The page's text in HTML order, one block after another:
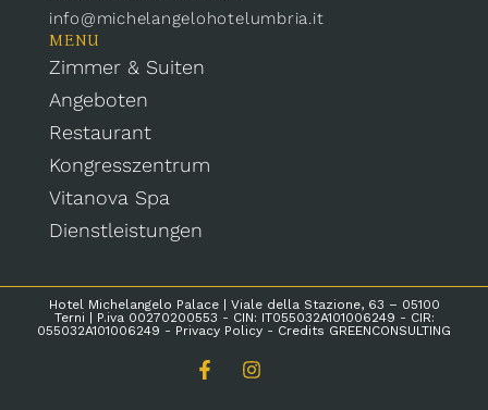
info@michelangelohotelumbria.it
MENU
Zimmer & Suiten
Angeboten
Restaurant
Kongresszentrum
Vitanova Spa
Dienstleistungen
Hotel Michelangelo Palace | Viale della Stazione, 63 – 05100
Terni | P.iva 00270200553 - CIN: IT055032A101006249 - CIR:
055032A101006249 - Privacy Policy - Credits GREENCONSULTING